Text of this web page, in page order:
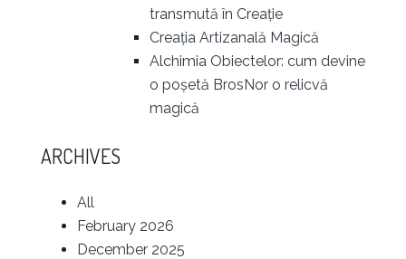
transmută în Creație
Creația Artizanală Magică
Alchimia Obiectelor: cum devine
o poșetă BrosNor o relicvă
magică
ARCHIVES
All
February 2026
December 2025